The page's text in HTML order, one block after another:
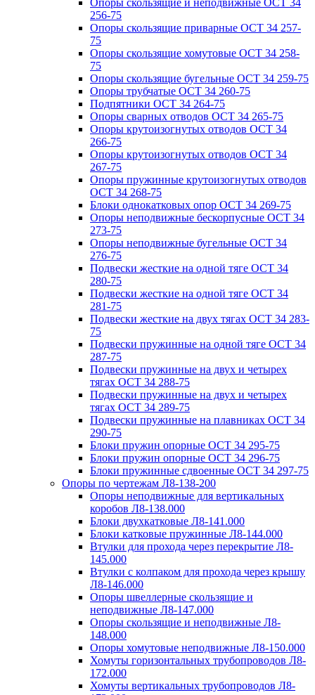
Опоры скользящие и неподвижные ОСТ 34
256-75
Опоры скользящие приварные ОСТ 34 257-
75
Опоры скользящие хомутовые ОСТ 34 258-
75
Опоры скользящие бугельные ОСТ 34 259-75
Опоры трубчатые ОСТ 34 260-75
Подпятники ОСТ 34 264-75
Опоры сварных отводов ОСТ 34 265-75
Опоры крутоизогнутых отводов ОСТ 34
266-75
Опоры крутоизогнутых отводов ОСТ 34
267-75
Опоры пружинные крутоизогнутых отводов
ОСТ 34 268-75
Блоки однокатковых опор ОСТ 34 269-75
Опоры неподвижные бескорпусные ОСТ 34
273-75
Опоры неподвижные бугельные ОСТ 34
276-75
Подвески жесткие на одной тяге ОСТ 34
280-75
Подвески жесткие на одной тяге ОСТ 34
281-75
Подвески жесткие на двух тягах ОСТ 34 283-
75
Подвески пружинные на одной тяге ОСТ 34
287-75
Подвески пружинные на двух и четырех
тягах ОСТ 34 288-75
Подвески пружинные на двух и четырех
тягах ОСТ 34 289-75
Подвески пружинные на плавниках ОСТ 34
290-75
Блоки пружин опорные ОСТ 34 295-75
Блоки пружин опорные ОСТ 34 296-75
Блоки пружинные сдвоенные ОСТ 34 297-75
Опоры по чертежам Л8-138-200
Опоры неподвижные для вертикальных
коробов Л8-138.000
Блоки двухкатковые Л8-141.000
Блоки катковые пружинные Л8-144.000
Втулки для прохода через перекрытие Л8-
145.000
Втулки с колпаком для прохода через крышу
Л8-146.000
Опоры швеллерные скользящие и
неподвижные Л8-147.000
Опоры скользящие и неподвижные Л8-
148.000
Опоры хомутовые неподвижные Л8-150.000
Хомуты горизонтальных трубопроводов Л8-
172.000
Хомуты вертикальных трубопроводов Л8-